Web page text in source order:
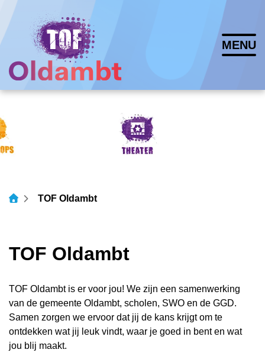
Navigatie
overslaan
Lettergrootte vergroten
Lettergrootte verkleinen
Hoog contrast
MENU
TOF Oldambt
TOF Oldambt
TOF Oldambt is er voor jou! We zijn een samenwerking
van de gemeente Oldambt, scholen, SWO en de GGD.
Samen zorgen we ervoor dat jij de kans krijgt om te
ontdekken wat jij leuk vindt, waar je goed in bent en wat
jou blij maakt.